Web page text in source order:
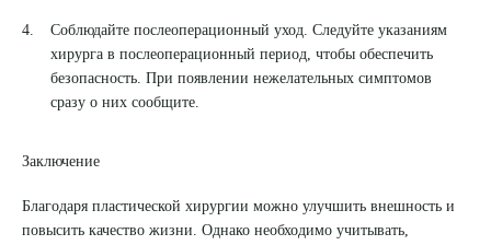
Соблюдайте послеоперационный уход. Следуйте указаниям
хирурга в послеоперационный период, чтобы обеспечить
безопасность. При появлении нежелательных симптомов
сразу о них сообщите.
Заключение
Благодаря пластической хирургии можно улучшить внешность и
повысить качество жизни. Однако необходимо учитывать,